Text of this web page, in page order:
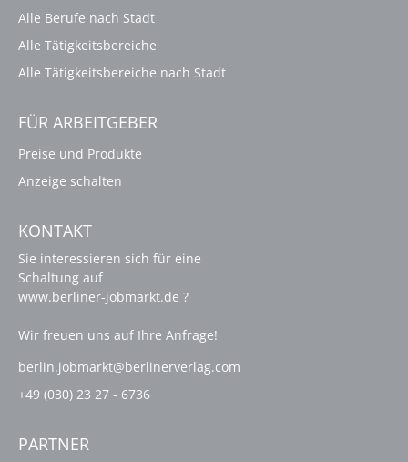
Alle Berufe nach Stadt
Alle Tätigkeitsbereiche
Alle Tätigkeitsbereiche nach Stadt
FÜR ARBEITGEBER
Preise und Produkte
Anzeige schalten
KONTAKT
Sie interessieren sich für eine
Schaltung auf
www.berliner-jobmarkt.de ?
Wir freuen uns auf Ihre Anfrage!
berlin.jobmarkt@berlinerverlag.com
+49 (030) 23 27 - 6736
PARTNER